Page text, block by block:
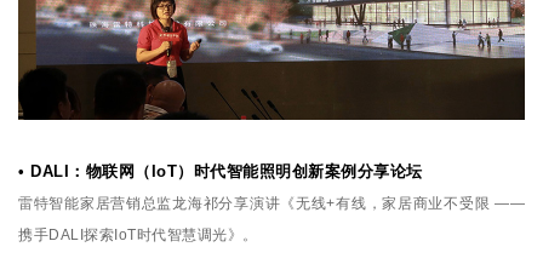
• DALI：物联网（IoT）时代智能照明创新案例分享论坛
雷特智能家居营销总监龙海祁分享演讲《无线+有线，家居商业不受限 ——
携手DALI探索IoT时代智慧调光》。